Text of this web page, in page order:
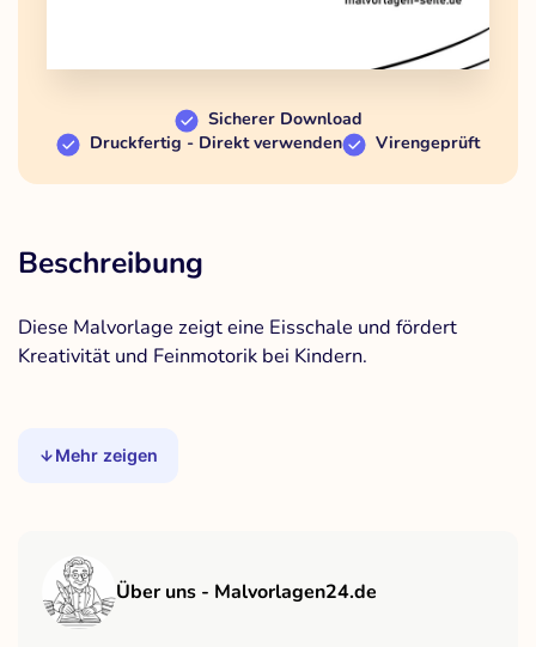
Sicherer Download
Druckfertig - Direkt verwenden
Virengeprüft
Beschreibung
Diese Malvorlage zeigt eine Eisschale und fördert
Kreativität und Feinmotorik bei Kindern.
Mehr zeigen
Über uns - Malvorlagen24.de